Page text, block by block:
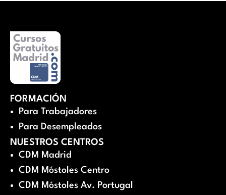
FORMACIÓN
Para Trabajadores
Para Desempleados
NUESTROS CENTROS
CDM Madrid
CDM Móstoles Centro
CDM Móstoles Av. Portugal